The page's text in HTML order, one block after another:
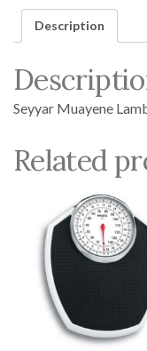
Description
Seyyar Muayene
Related